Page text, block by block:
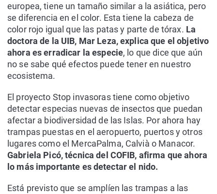
europea, tiene un tamaño similar a la asiática, pero
se diferencia en el color. Esta tiene la cabeza de
color rojo igual que las patas y parte de tórax. La
doctora de la UIB, Mar Leza, explica que el objetivo
ahora es erradicar la especie, lo que dice que aún
no se sabe qué efectos puede tener en nuestro
ecosistema.
El proyecto Stop invasoras tiene como objetivo
detectar especias nuevas de insectos que puedan
afectar a biodiversidad de las Islas. Por ahora hay
trampas puestas en el aeropuerto, puertos y otros
lugares como el MercaPalma, Calvià o Manacor.
Gabriela Picó, técnica del COFIB, afirma que ahora
lo más importante es detectar el nido.
Está previsto que se amplíen las trampas a las